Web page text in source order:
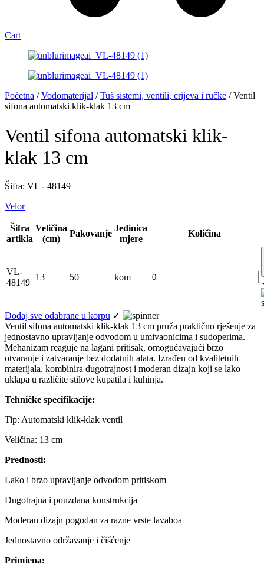
Cart
Početna /Vodomaterijal /Tuš sistemi, ventili, crijeva i ručke / Ventil
sifona automatski klik-klak 13 cm
Ventil sifona automatski klik-
klak 13 cm
Šifra: VL - 48149
Velor
Šifra
artikla
Veličina
(cm)
Pakovanje
Jedinica
mjere
Količina
VL-
48149
13 50 kom
Dodaj sve odabrane u korpu ✓
Ventil sifona automatski klik-klak 13 cm pruža praktično rješenje za
jednostavno upravljanje odvodom u umivaonicima i sudoperima.
Mehanizam reaguje na lagani pritisak, omogućavajući brzo
otvaranje i zatvaranje bez dodatnih alata. Izrađen od kvalitetnih
materijala, kombinira dugotrajnost i moderan dizajn koji se lako
uklapa u različite stilove kupatila i kuhinja.
Tehničke specifikacije:
Tip: Automatski klik-klak ventil
Veličina: 13 cm
Prednosti:
Lako i brzo upravljanje odvodom pritiskom
Dugotrajna i pouzdana konstrukcija
Moderan dizajn pogodan za razne vrste lavaboa
Jednostavno održavanje i čišćenje
Primjena: